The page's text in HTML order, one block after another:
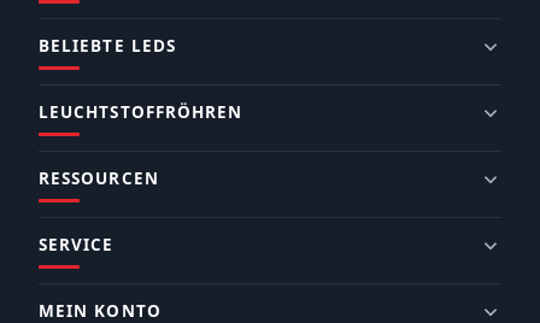
BELIEBTE LEDS
LEUCHTSTOFFRÖHREN
RESSOURCEN
SERVICE
MEIN KONTO